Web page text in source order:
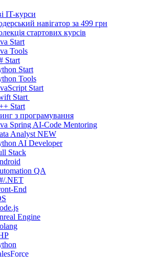
IT-курси
навігатор за 499 грн
стартових курсів
Start
Tools
Start
Start
Tools
Start
Start
Start
з програмування
Spring AI-Code Mentoring
Analyst NEW
AI Developer
Stack
QA
.NET
End
Engine